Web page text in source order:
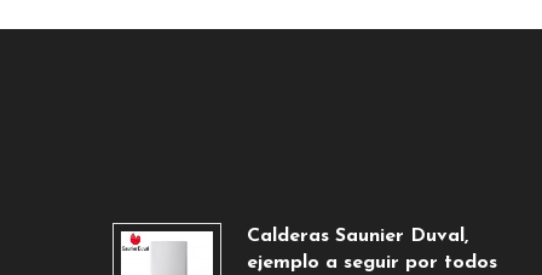
Calderas Saunier Duval,
ejemplo a seguir por todos